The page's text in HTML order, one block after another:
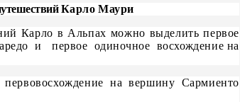
Карло Маури
Карло в Альпах можно выделить первое
и первое одиночное восхождение на
первовосхождение на вершину Сармиенто